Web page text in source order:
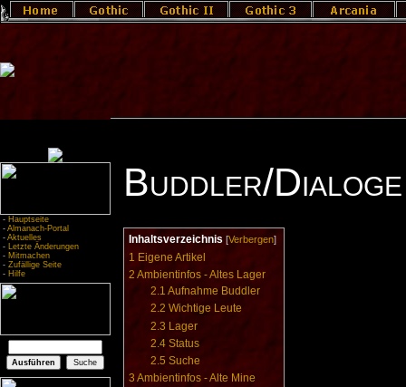
- Hauptseite
- Almanach-Portal
- Aktuelles
- Letzte Änderungen
- Mitmachen
- Zufällige Seite
- Hilfe
Buddler/Dialoge
Inhaltsverzeichnis [Verbergen]
1 Eigene Artikel
2 Ambientinfos - Altes Lager
2.1 Aufnahme Buddler
2.2 Wichtige Leute
2.3 Lager
2.4 Status
2.5 Suche
3 Ambientinfos - Alte Mine